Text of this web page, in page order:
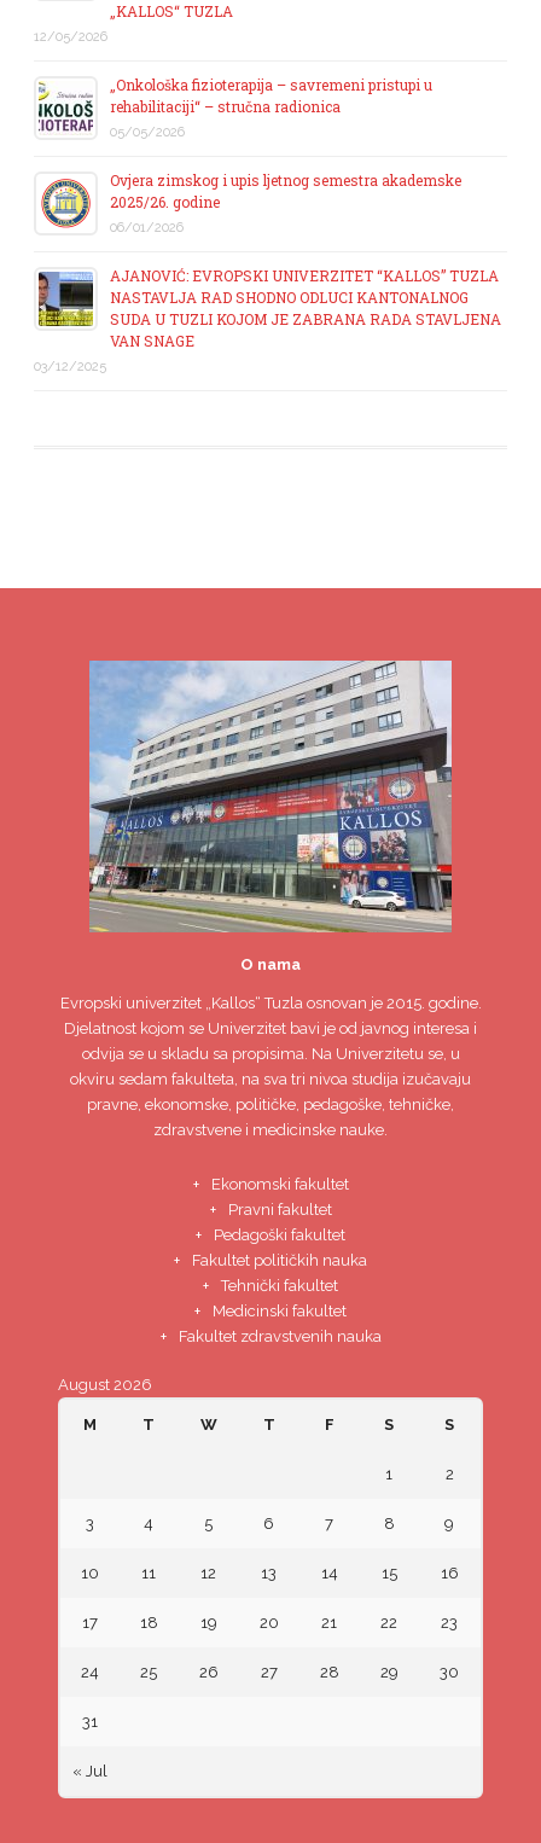
„KALLOS“ TUZLA
12/05/2026
„Onkološka fizioterapija – savremeni pristupi u
rehabilitaciji“ – stručna radionica
05/05/2026
Ovjera zimskog i upis ljetnog semestra akademske
2025/26. godine
06/01/2026
AJANOVIĆ: EVROPSKI UNIVERZITET “KALLOS” TUZLA
NASTAVLJA RAD SHODNO ODLUCI KANTONALNOG
SUDA U TUZLI KOJOM JE ZABRANA RADA STAVLJENA
VAN SNAGE
03/12/2025
O nama
Evropski univerzitet„Kallos“ Tuzla osnovan je 2015. godine.
Djelatnost kojom se Univerzitet bavi je od javnog interesa i
odvija se u skladu sa propisima. Na Univerzitetu se, u
okviru sedam fakulteta, na sva tri nivoa studija izučavaju
pravne, ekonomske, političke, pedagoške, tehničke,
zdravstvene i medicinske nauke.
Ekonomski fakultet
Pravni fakultet
Pedagoški fakultet
Fakultet političkih nauka
Tehnički fakultet
Medicinski fakultet
Fakultet zdravstvenih nauka
August 2026
M T W T F S S
« Jul
1 2
3 4 5 6 7 8 9
10 11 12 13 14 15 16
17 18 19 20 21 22 23
24 25 26 27 28 29 30
31